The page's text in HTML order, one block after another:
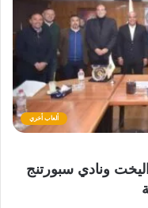
ألعاب أخري
ونادي سبورتنج